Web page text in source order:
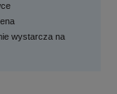
wystarcza na